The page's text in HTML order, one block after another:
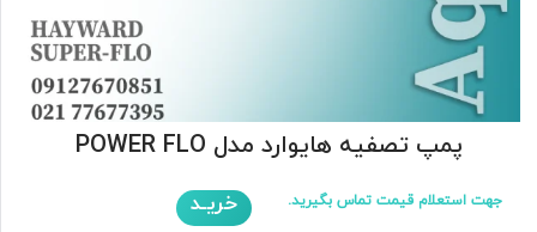
پمپ تصفیه هایوارد مدل POWER FLO
جهت استعلام قیمت تماس بگیرید. خریـد